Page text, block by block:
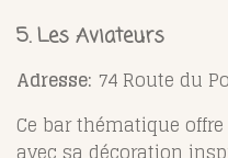
5. Les Aviateurs
Adresse: 74 Route du
Ce bar thématique